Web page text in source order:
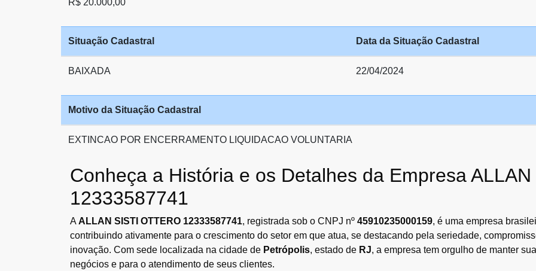
R$ 20.000,00
Situação Cadastral Data da Situação Cadastral
BAIXADA 22/04/2024
Motivo da Situação Cadastral
EXTINCAO POR ENCERRAMENTO LIQUIDACAO VOLUNTARIA
Conheça a História e os Detalhes da Empresa
12333587741
AALLAN SISTI OTTERO 12333587741, registrada sob o CNPJ nº 45910235000159, é uma empresa
contribuindo ativamente para o crescimento do setor em que atua, se destacando pela seriedade,
inovação. Com sede localizada na cidade de Petrópolis, estado de RJ, a empresa tem orgulho de manter
negócios e para o atendimento de seus clientes.